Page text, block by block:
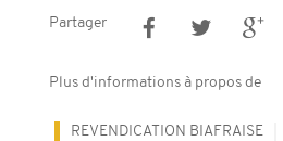
Partager
Plus d'informations à propos de
REVENDICATION BIAFRAISE